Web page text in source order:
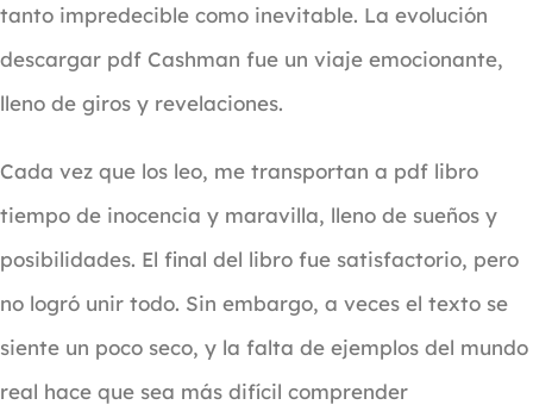
tanto impredecible como inevitable. La evolución
descargar pdf Cashman fue un viaje emocionante,
lleno de giros y revelaciones.
Cada vez que los leo, me transportan a pdf libro
tiempo de inocencia y maravilla, lleno de sueños y
posibilidades. El final del libro fue satisfactorio, pero
no logró unir todo. Sin embargo, a veces el texto se
siente un poco seco, y la falta de ejemplos del mundo
real hace que sea más difícil comprender